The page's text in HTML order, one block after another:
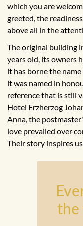
which you are
greeted, the
above all in the
The original building
years old, its owners
it has borne the
it was named in
reference that is still
Hotel Erzherzog
Anna, the
love prevailed over
Their story inspires
the